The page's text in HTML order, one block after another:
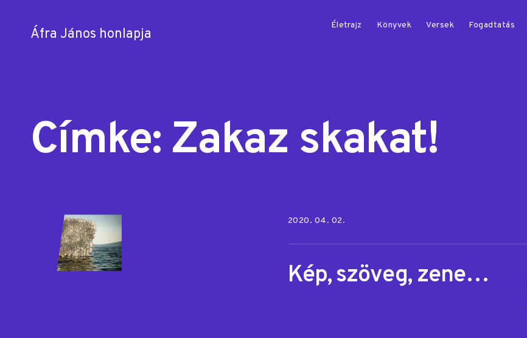
Áfra János honlapja
Életrajz Könyvek Versek Fogadtatás
Címke: Zakaz skakat!
Posted on:
2020. 04. 02.
Kép, szöveg, zene…